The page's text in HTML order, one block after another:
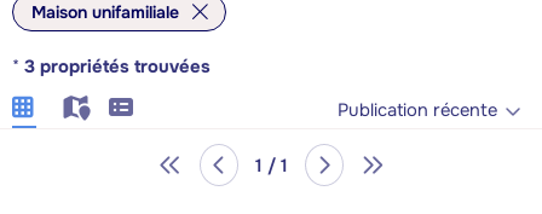
Maison unifamiliale
* 3 propriétés trouvées
Publication récente
1 / 1